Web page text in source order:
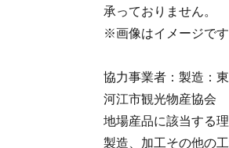
承っておりません。
※画像はイメージです
協力事業者：製造：
河江市観光物産協会
地場産品に該当する
製造、加工その他の